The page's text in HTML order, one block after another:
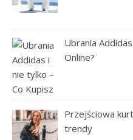
Ubrania
Online?
Przejściowa
trendy